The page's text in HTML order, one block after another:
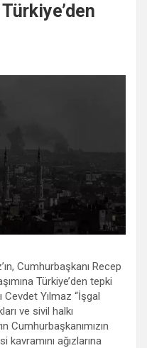
Cumhurbaşkanı Recep
Türkiye’den tepki
Cevdet Yılmaz “İşgal
ve sivil halkı
Cumhurbaşkanımızın
kavramını ağızlarına